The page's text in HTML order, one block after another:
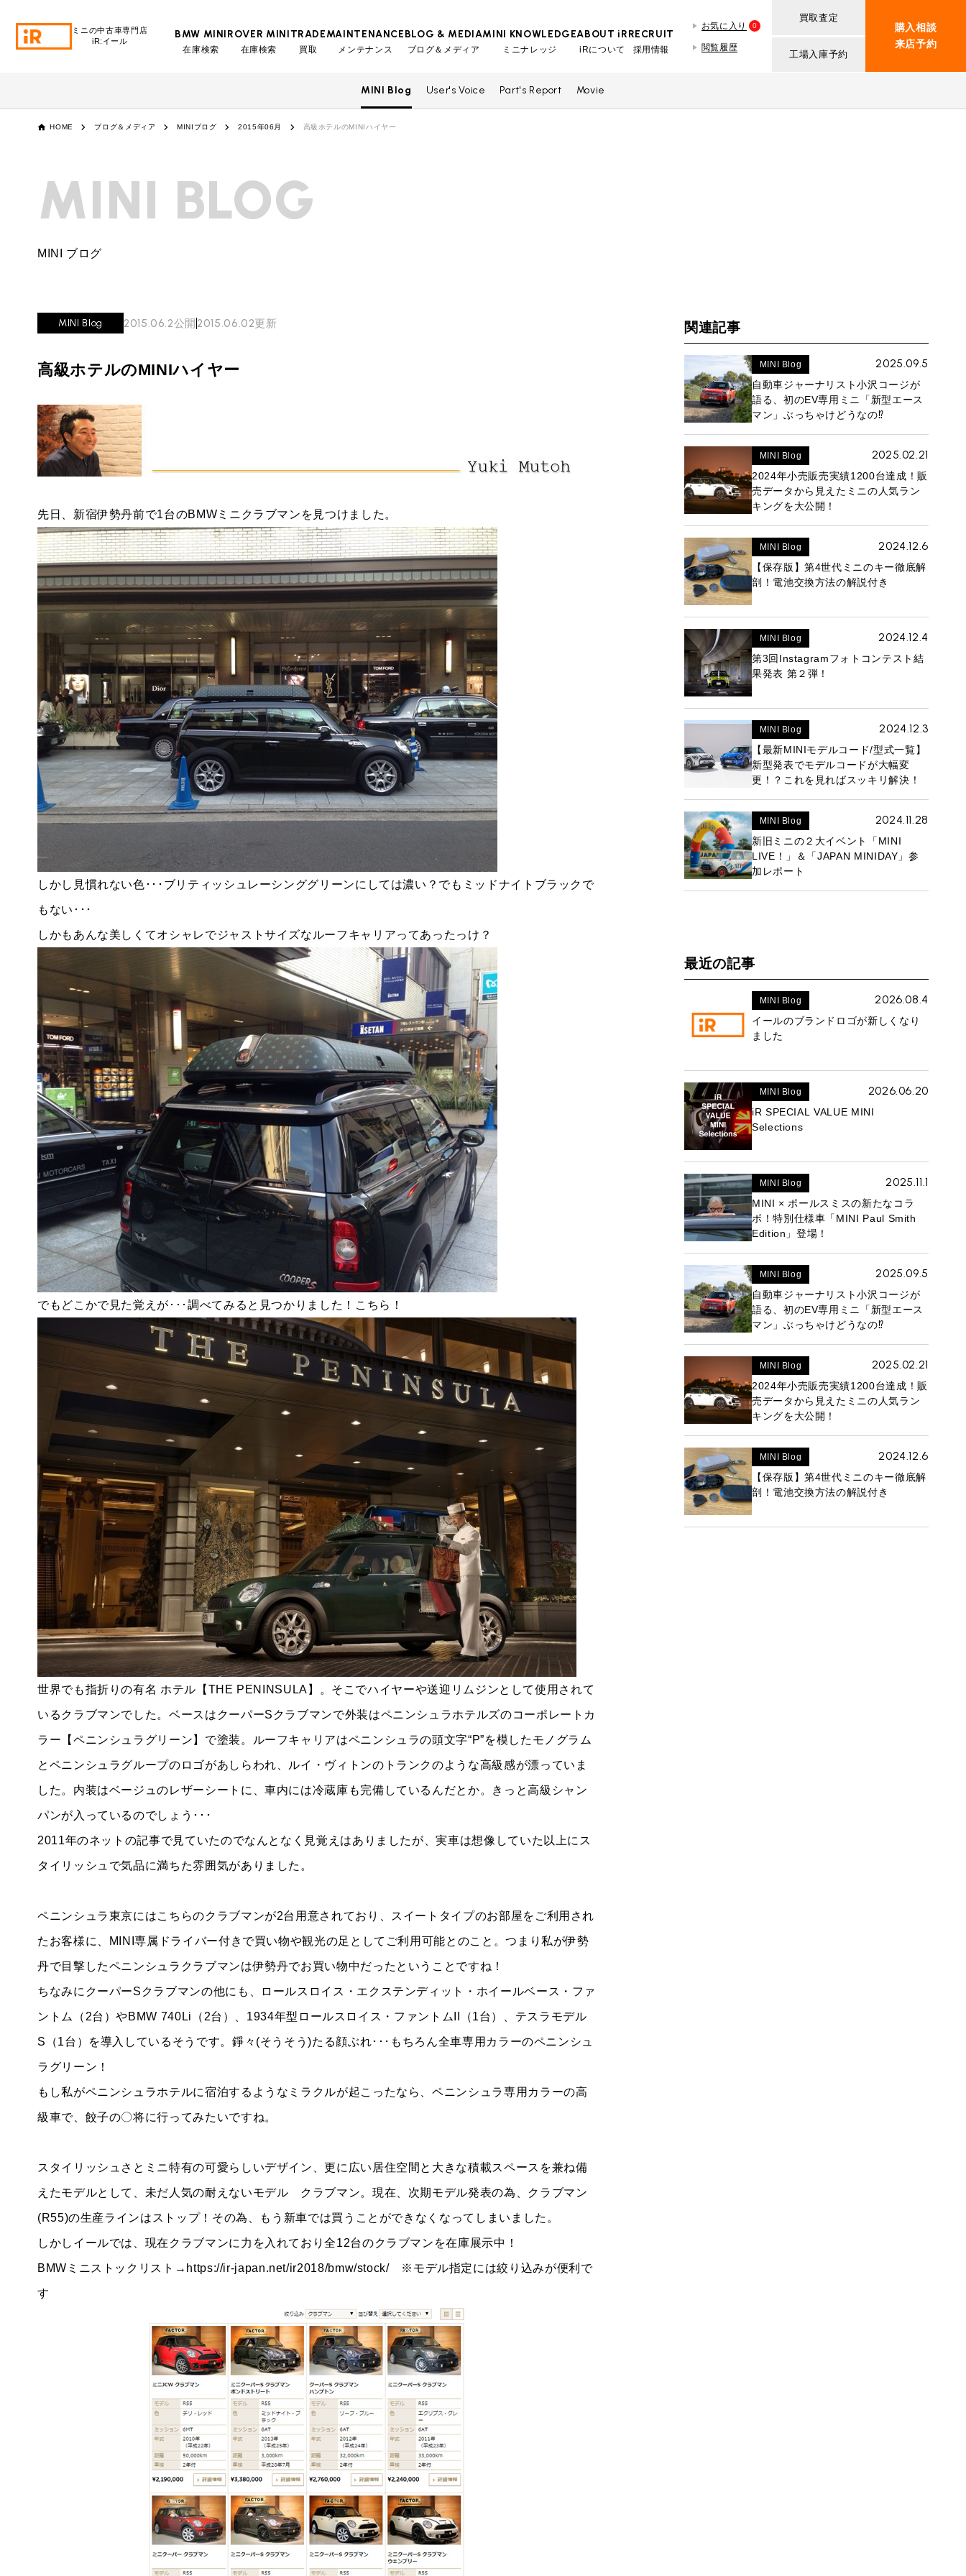
ミニの中古車専門店
iR:イール
BMW MINI
在庫検索
ROVER MINI
在庫検索
TRADE
買取
iRの買取が他社よりも高い理由
MAINTENANCE
メンテナンス
TOP
工場入庫予約
BLOG & MEDIA
ブログ＆メディア
TOP
MINI KNOWLEDGE
ミニナレッジ
TOP
ABOUT iR
iRについて
会社概要
RECRUIT
採用情報
お気に入り 0
閲覧履歴
買取査定
工場入庫予約
購入相談
来店予約
ROVER MINI ローバーミニ 在庫検索
TRADE
iRの買取が他社よりも高い理由
必要書類
BMWミニ買取査定依頼
ローバーミニ買取査定依頼
MAINTENANCE
最近の修理実績
TOP
Part's Report
Movie 動画一覧
MINI KNOWLEDGE ミニナレッジ
TOP
BMWミニナレッジ
ローバーミニナレッジ
ABOUT iR iRについて
会社概要
スタッフ紹介
MAP
リクルート
RECRUIT 採用情報
お知らせ プライバシーポリシー
お問い合わせ
BMW MINI
iR TECH FACTORY
ROVER MINIサービス工場
iR MAKERS
MAP
購入相談
MINI Blog User's Voice Part's Report Movie
HOME ブログ＆メディア MINIブログ 2015年06月 高級ホテルのMINIハイヤー
MINI BLOG
MINI ブログ
MINI Blog 2015.06.2公開 2015.06.02更新
高級ホテルのMINIハイヤー
先日、新宿伊勢丹前で1台のBMWミニクラブマンを見つけました。
しかし見慣れない色･･･ブリティッシュレーシンググリーンにしては濃い？でもミッドナイトブラックで
もない･･･
しかもあんな美しくてオシャレでジャストサイズなルーフキャリアってあったっけ？
でもどこかで見た覚えが･･･調べてみると見つかりました！こちら！
世界でも指折りの有名 ホテル【THE PENINSULA】。そこでハイヤーや送迎リムジンとして使用されて
いるクラブマンでした。ベースはクーパーSクラブマンで外装はペニンシュラホテルズのコーポレートカ
ラー【ペニンシュラグリーン】で塗装。ルーフキャリアはペニンシュラの頭文字“P”を模したモノグラム
とペニンシュラグループのロゴがあしらわれ、ルイ・ヴィトンのトランクのような高級感が漂っていま
した。内装はベージュのレザーシートに、車内には冷蔵庫も完備しているんだとか。きっと高級シャン
パンが入っているのでしょう･･･
2011年のネットの記事で見ていたのでなんとなく見覚えはありましたが、実車は想像していた以上にス
タイリッシュで気品に満ちた雰囲気がありました。
ペニンシュラ東京にはこちらのクラブマンが2台用意されており、スイートタイプのお部屋をご利用され
たお客様に、MINI専属ドライバー付きで買い物や観光の足としてご利用可能とのこと。つまり私が伊勢
丹で目撃したペニンシュラクラブマンは伊勢丹でお買い物中だったということですね！
ちなみにクーパーSクラブマンの他にも、ロールスロイス・エクステンディット・ホイールベース・ファ
ントム（2台）やBMW 740Li（2台）、1934年型ロールスロイス・ファントムII（1台）、テスラモデル
S（1台）を導入しているそうです。錚々(そうそう)たる顔ぶれ･･･もちろん全車専用カラーのペニンシュ
ラグリーン！
もし私がペニンシュラホテルに宿泊するようなミラクルが起こったなら、ペニンシュラ専用カラーの高
級車で、餃子の〇将に行ってみたいですね。
スタイリッシュさとミニ特有の可愛らしいデザイン、更に広い居住空間と大きな積載スペースを兼ね備
えたモデルとして、未だ人気の耐えないモデル クラブマン。現在、次期モデル発表の為、クラブマン
(R55)の生産ラインはストップ！その為、もう新車では買うことができなくなってしまいました。
しかしイールでは、現在クラブマンに力を入れており全12台のクラブマンを在庫展示中！
BMWミニストックリスト→ https://ir-japan.net/ir2018/bmw/stock/※モデル指定には絞り込みが便利で
す
関連記事
MINI Blog 2025.09.5
自動車ジャーナリスト小沢コージが
語る、初のEV専用ミニ「新型エース
マン」ぶっちゃけどうなの⁉︎
MINI Blog 2025.02.21
2024年小売販売実績1200台達成！販
売データから見えたミニの人気ラン
キングを大公開！
MINI Blog 2024.12.6
【保存版】第4世代ミニのキー徹底解
剖！電池交換方法の解説付き
MINI Blog 2024.12.4
第3回Instagramフォトコンテスト結
果発表 第２弾！
MINI Blog 2024.12.3
【最新MINIモデルコード/型式一覧】
新型発表でモデルコードが大幅変
更！？これを見ればスッキリ解決！
MINI Blog 2024.11.28
新旧ミニの２大イベント「MINI
LIVE！」＆「JAPAN MINIDAY」参
加レポート
最近の記事
MINI Blog 2026.08.4
イールのブランドロゴが新しくなり
ました
MINI Blog 2026.06.20
iR SPECIAL VALUE MINI
Selections
MINI Blog 2025.11.1
MINI × ポールスミスの新たなコラ
ボ！特別仕様車「MINI Paul Smith
Edition」登場！
MINI Blog 2025.09.5
自動車ジャーナリスト小沢コージが
語る、初のEV専用ミニ「新型エース
マン」ぶっちゃけどうなの⁉︎
MINI Blog 2025.02.21
2024年小売販売実績1200台達成！販
売データから見えたミニの人気ラン
キングを大公開！
MINI Blog 2024.12.6
【保存版】第4世代ミニのキー徹底解
剖！電池交換方法の解説付き